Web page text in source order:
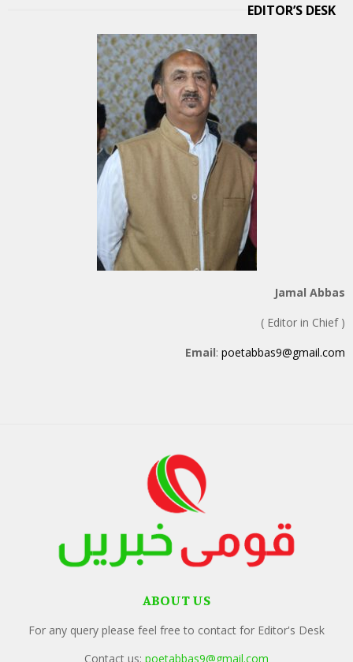
EDITOR’S DESK
Jamal Abbas
( Editor in Chief )
Email: poetabbas9@gmail.com
ABOUT US
For any query please feel free to contact for Editor's Desk
Contact us: poetabbas9@gmail.com